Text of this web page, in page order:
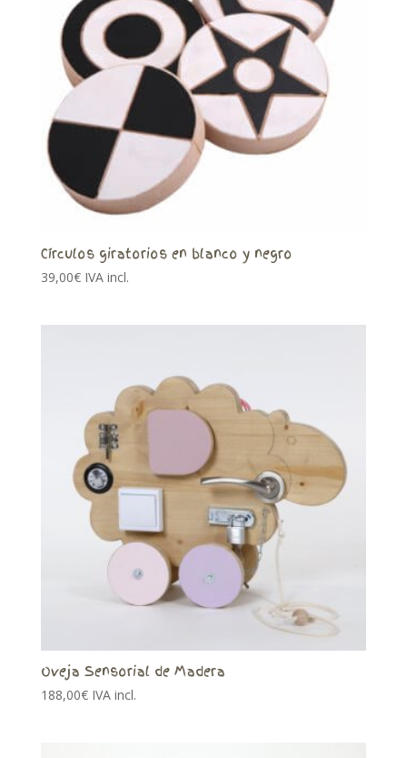
Círculos giratorios en blanco y negro
39,00€ IVA incl.
Oveja Sensorial de Madera
188,00€ IVA incl.